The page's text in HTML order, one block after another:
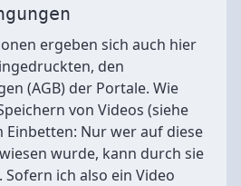
ergeben sich auch hier
den
(AGB) der Portale. Wie
von Videos (siehe
Einbetten: Nur wer auf diese
wurde, kann durch sie
ich also ein Video